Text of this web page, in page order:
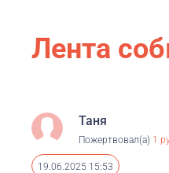
Лента
Таня
Пожертвовал(а) 1
19.06.2025 15:53